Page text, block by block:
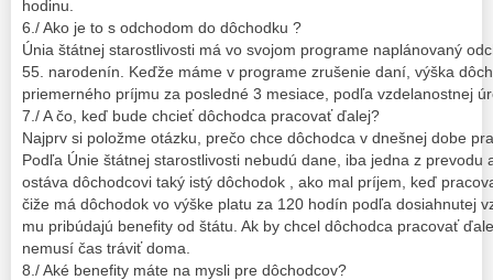
hodinu.
6./ Ako je to s odchodom do dôchodku ?
Únia štátnej starostlivosti má vo svojom programe naplánovaný
55. narodenín. Keďže máme v programe zrušenie daní, výška
priemerného príjmu za posledné 3 mesiace, podľa vzdelanostnej
7./ A čo, keď bude chcieť dôchodca pracovať ďalej?
Najprv si položme otázku, prečo chce dôchodca v dnešnej dobe
Podľa Únie štátnej starostlivosti nebudú dane, iba jedna z prevodu
ostáva dôchodcovi taký istý dôchodok , ako mal príjem, keď
čiže má dôchodok vo výške platu za 120 hodín podľa dosiahnutej
mu pribúdajú benefity od štátu. Ak by chcel dôchodca pracovať
nemusí čas tráviť doma.
8./ Aké benefity máte na mysli pre dôchodcov?